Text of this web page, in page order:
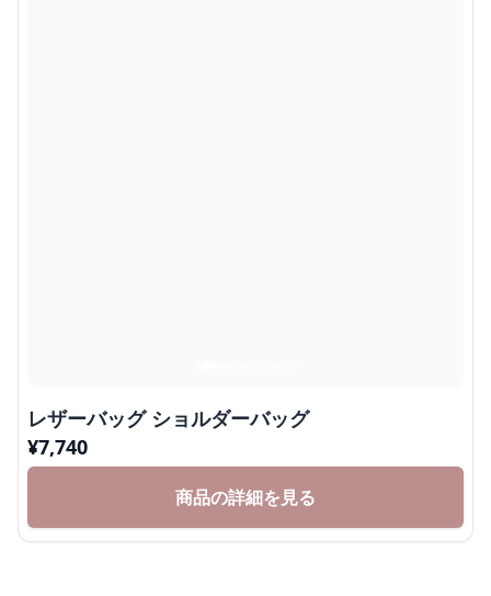
レザーバッグ ショルダーバッグ
¥7,740
商品の詳細を見る